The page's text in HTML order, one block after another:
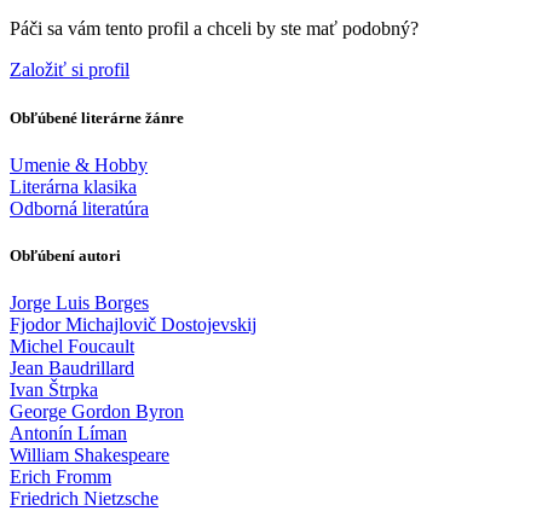
Páči sa vám tento profil a chceli by ste mať podobný?
Založiť si profil
Obľúbené literárne žánre
Umenie & Hobby
Literárna klasika
Odborná literatúra
Obľúbení autori
Jorge Luis Borges
Fjodor Michajlovič Dostojevskij
Michel Foucault
Jean Baudrillard
Ivan Štrpka
George Gordon Byron
Antonín Líman
William Shakespeare
Erich Fromm
Friedrich Nietzsche